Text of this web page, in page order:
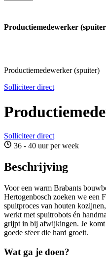
Productiemedewerker
Productiemedewerker (spuiter)
Solliciteer direct
Solliciteer direct
36 - 40 uur per week
Beschrijving
Voor een warm Brabants
Hertogenbosch zoeken we een
spuitproces van houten
werkt met spuitrobots én
grijpt in bij afwijkingen. Je komt
goede sfeer die hard groeit.
Wat ga je doen?